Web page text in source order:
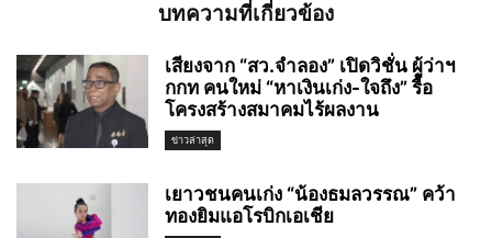
บทความที่เกี่ยวข้อง
เสียงจาก “สว.จำลอง” เปิดวิชั่น ผู้ว่าฯ
กกท คนใหม่ “หาเงินเก่ง-ใจถึง” รื้อ
โครงสร้างสมาคมไร้ผลงาน
ข่าวล่าสุด
เยาวชนคนเก่ง “น้องธมลวรรณ” คว้า
ทองยิมแอโรบิกเอเชีย